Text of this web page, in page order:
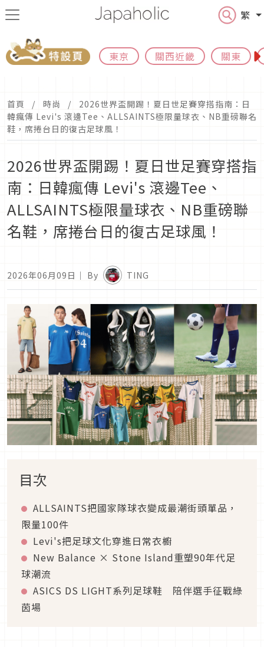
繁
東京 關西近畿 關東
首頁 時尚
2026世界盃開踢！夏日世足賽穿搭指南：日
韓瘋傳 Levi's 滾邊Tee、ALLSAINTS極限量球衣、NB重磅聯名
鞋，席捲台日的復古足球風！
2026世界盃開踢！夏日世足賽穿搭指
南：日韓瘋傳 Levi's 滾邊Tee、
ALLSAINTS極限量球衣、NB重磅聯
名鞋，席捲台日的復古足球風！
2026年06月09日 ｜ By TING
目次
ALLSAINTS把國家隊球衣變成最潮街頭單品，
限量100件
Levi's把足球文化穿進日常衣櫥
New Balance × Stone Island重塑90年代足
球潮流
ASICS DS LIGHT系列足球鞋 陪伴選手征戰綠
茵場